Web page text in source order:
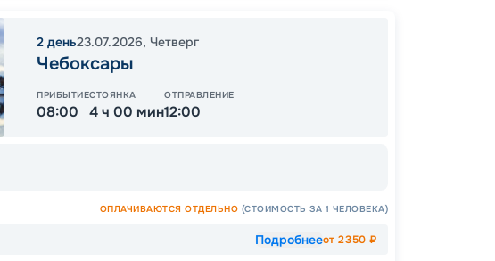
2 день23.07.2026, Четверг
Чебоксары
ПРИБЫТИЕ
08:00
СТОЯНКА
4 ч 00 мин
ОТПРАВЛЕНИЕ
12:00
ОПЛАЧИВАЮТСЯ ОТДЕЛЬНО (СТОИМОСТЬ ЗА 1 ЧЕЛОВЕКА)
Подробнееот2350 ₽